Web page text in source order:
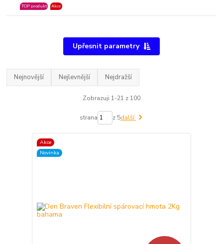
TOP produkt Akce
Upřesnit parametry
Nejnovější Nejlevnější Nejdražší
Zobrazuji 1-21 z 100
strana z 5další
Akce
Novinka